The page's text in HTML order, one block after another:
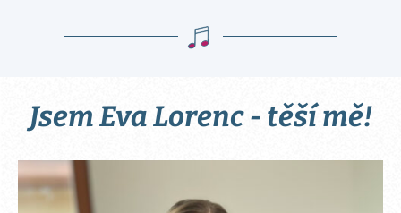
Jsem Eva Lorenc - těší mě!